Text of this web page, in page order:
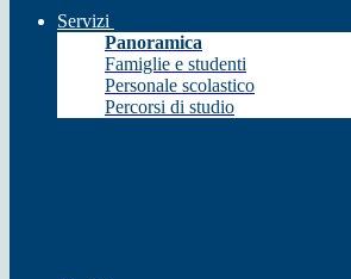
Servizi
Panoramica
Famiglie e studenti
Personale scolastico
Percorsi di studio